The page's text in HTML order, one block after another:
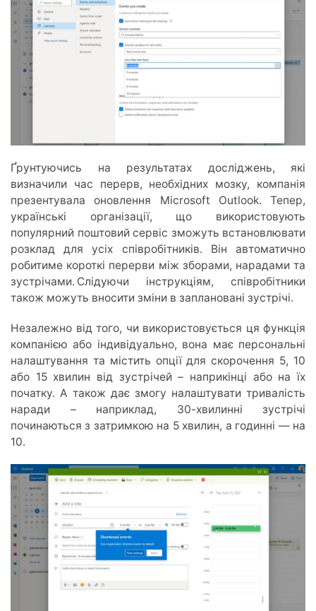
Ґрунтуючись на результатах досліджень, які
визначили час перерв, необхідних мозку, компанія
презентувала оновлення Microsoft Outlook. Тепер,
українські організації, що використовують
популярний поштовий сервіс зможуть встановлювати
розклад для усіх співробітників. Він автоматично
робитиме короткі перерви між зборами, нарадами та
зустрічами. Слідуючи інструкціям, співробітники
також можуть вносити зміни в заплановані зустрічі.
Незалежно від того, чи використовується ця функція
компанією або індивідуально, вона має персональні
налаштування та містить опції для скорочення 5, 10
або 15 хвилин від зустрічей – наприкінці або на їх
початку. А також дає змогу налаштувати тривалість
наради – наприклад, 30-хвилинні зустрічі
починаються з затримкою на 5 хвилин, а годинні — на
10.